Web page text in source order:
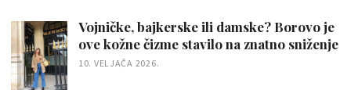
Vojničke, bajkerske ili damske? Borovo je
ove kožne čizme stavilo na znatno sniženje
10. VELJAČA 2026.